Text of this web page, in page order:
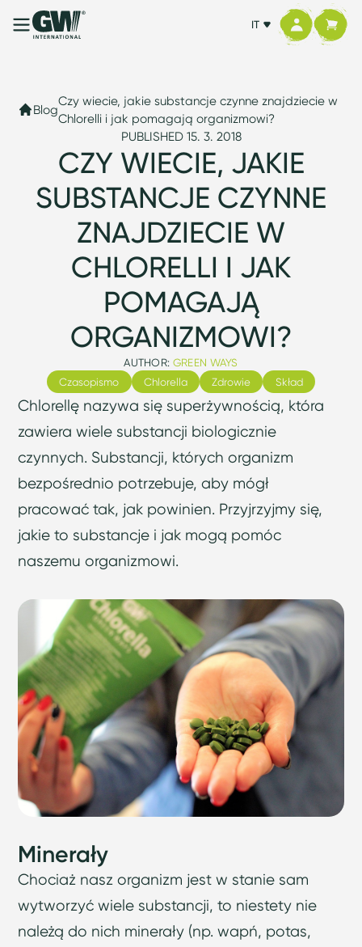
IT
Blog
Czy wiecie, jakie substancje czynne znajdziecie w
Chlorelli i jak pomagają organizmowi?
PUBLISHED 15. 3. 2018
CZY WIECIE, JAKIE
SUBSTANCJE CZYNNE
ZNAJDZIECIE W
CHLORELLI I JAK
POMAGAJĄ
ORGANIZMOWI?
AUTHOR: GREEN WAYS
Czasopismo
Chlorella Zdrowie Skład
Chlorellę nazywa się superżywnością, która
zawiera wiele substancji biologicznie
czynnych. Substancji, których organizm
bezpośrednio potrzebuje, aby mógł
pracować tak, jak powinien. Przyjrzyjmy się,
jakie to substancje i jak mogą pomóc
naszemu organizmowi.
Minerały
Chociaż nasz organizm jest w stanie sam
wytworzyć wiele substancji, to niestety nie
należą do nich minerały (np. wapń, potas,